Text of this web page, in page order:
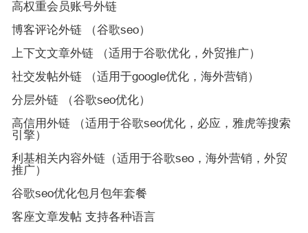
高权重会员账号外链
博客评论外链 （谷歌seo）
上下文文章外链 （适用于谷歌优化，外贸推广）
社交发帖外链 （适用于google优化，海外营销）
分层外链 （谷歌seo优化）
高信用外链 （适用于谷歌seo优化，必应，雅虎等搜索
引擎）
利基相关内容外链（适用于谷歌seo，海外营销，外贸
推广）
谷歌seo优化包月包年套餐
客座文章发帖 支持各种语言